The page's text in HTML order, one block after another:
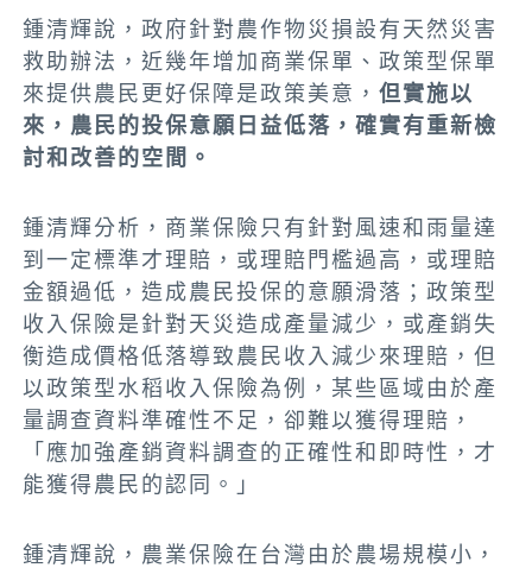
鍾清輝說，政府針對農作物災損設有天然災害
救助辦法，近幾年增加商業保單、政策型保單
來提供農民更好保障是政策美意，但實施以
來，農民的投保意願日益低落，確實有重新檢
討和改善的空間。
鍾清輝分析，商業保險只有針對風速和雨量達
到一定標準才理賠，或理賠門檻過高，或理賠
金額過低，造成農民投保的意願滑落；政策型
收入保險是針對天災造成產量減少，或產銷失
衡造成價格低落導致農民收入減少來理賠，但
以政策型水稻收入保險為例，某些區域由於產
量調查資料準確性不足，卻難以獲得理賠，
「應加強產銷資料調查的正確性和即時性，才
能獲得農民的認同。」
鍾清輝說，農業保險在台灣由於農場規模小，